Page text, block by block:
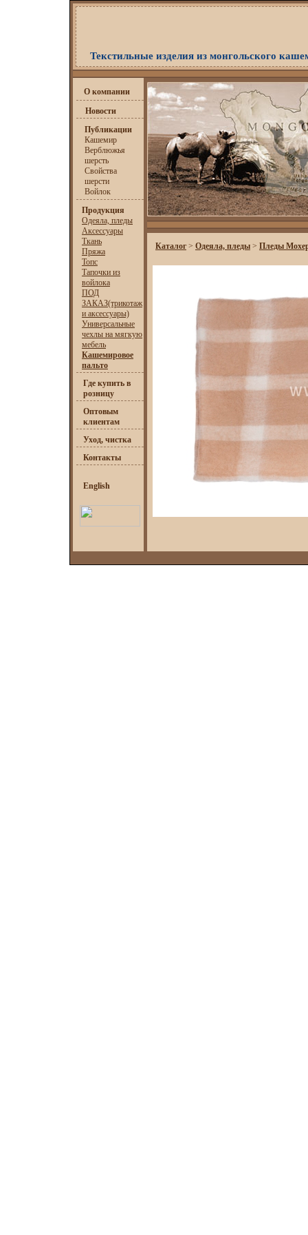
Текстильные изделия из монгольского
О компании
Новости
Публикации
Кашемир
Верблюжья
шерсть
Свойства
шерсти
Войлок
Продукция
Одеяла, пледы
Аксессуары
Ткань
Пряжа
Топс
Тапочки из
войлока
ПОД
ЗАКАЗ(трикотаж
и аксессуары)
Универсальные
чехлы на мягкую
мебель
Кашемировое
пальто
Где купить в
розницу
Оптовым
клиентам
Уход, чистка
Контакты
English
Каталог > Одеяла, пледы > Пледы